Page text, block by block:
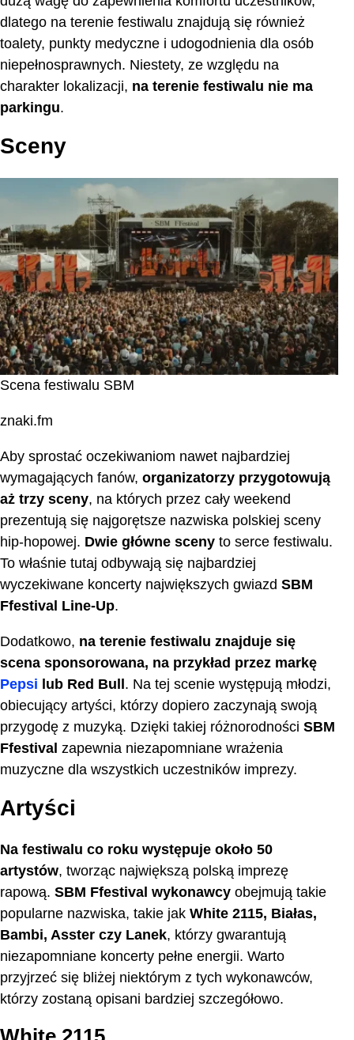
dlatego na terenie festiwalu znajdują się również
toalety, punkty medyczne i udogodnienia dla osób
niepełnosprawnych. Niestety, ze względu na
charakter lokalizacji, na terenie festiwalu nie ma
parkingu.
Sceny
Scena festiwalu SBM
znaki.fm
Aby sprostać oczekiwaniom nawet najbardziej
wymagających fanów, organizatorzy przygotowują
aż trzy sceny, na których przez cały weekend
prezentują się najgorętsze nazwiska polskiej sceny
hip-hopowej. Dwie główne sceny to serce festiwalu.
To właśnie tutaj odbywają się najbardziej
wyczekiwane koncerty największych gwiazd SBM
Ffestival Line-Up.
Dodatkowo, na terenie festiwalu znajduje się
scena sponsorowana, na przykład przez markę
Pepsi lub Red Bull. Na tej scenie występują młodzi,
obiecujący artyści, którzy dopiero zaczynają swoją
przygodę z muzyką. Dzięki takiej różnorodności SBM
Ffestival zapewnia niezapomniane wrażenia
muzyczne dla wszystkich uczestników imprezy.
Artyści
Na festiwalu co roku występuje około 50
artystów, tworząc największą polską imprezę
rapową. SBM Ffestival wykonawcy obejmują takie
popularne nazwiska, takie jak White 2115, Białas,
Bambi, Asster czy Lanek, którzy gwarantują
niezapomniane koncerty pełne energii. Warto
przyjrzeć się bliżej niektórym z tych wykonawców,
którzy zostaną opisani bardziej szczegółowo.